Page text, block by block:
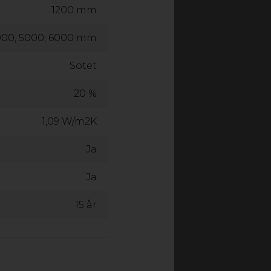
1200 mm
5000, 6000 mm
Sotet
20 %
1,09 W/m2K
Ja
Ja
15 år
uterom, terrasse,
til sen høst.
gjennomtenkte
år.